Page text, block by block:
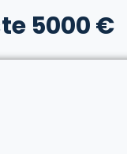
5000 €